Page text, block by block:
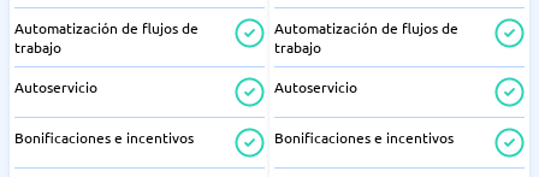
Automatización de flujos de
trabajo
Autoservicio
Bonificaciones e incentivos
Automatización de flujos de
trabajo
Autoservicio
Bonificaciones e incentivos